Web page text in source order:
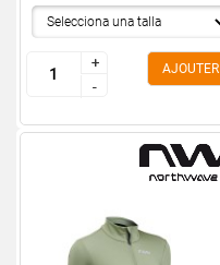
+
-
+
-
AJOUTER